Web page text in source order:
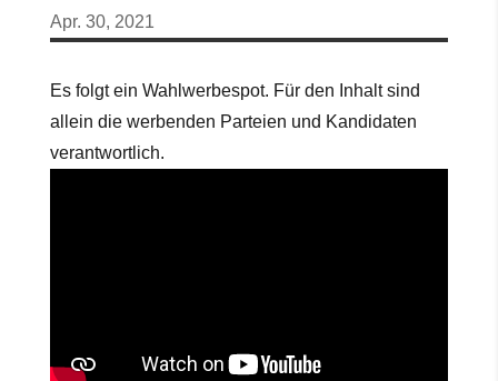
Apr. 30, 2021
Es folgt ein Wahlwerbespot. Für den Inhalt sind
allein die werbenden Parteien und Kandidaten
verantwortlich.